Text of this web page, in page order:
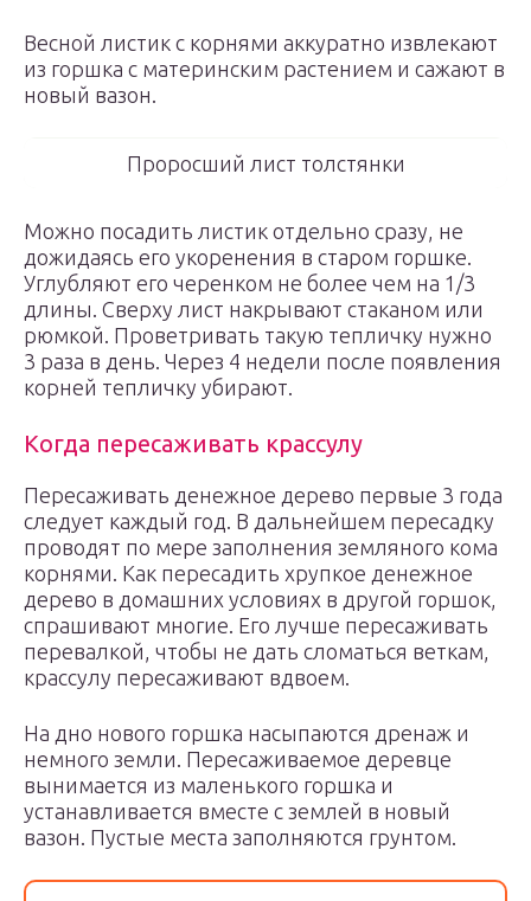
Весной листик с корнями аккуратно извлекают
из горшка с материнским растением и сажают в
новый вазон.
Проросший лист толстянки
Можно посадить листик отдельно сразу, не
дожидаясь его укоренения в старом горшке.
Углубляют его черенком не более чем на 1/3
длины. Сверху лист накрывают стаканом или
рюмкой. Проветривать такую тепличку нужно
3 раза в день. Через 4 недели после появления
корней тепличку убирают.
Когда пересаживать крассулу
Пересаживать денежное дерево первые 3 года
следует каждый год. В дальнейшем пересадку
проводят по мере заполнения земляного кома
корнями. Как пересадить хрупкое денежное
дерево в домашних условиях в другой горшок,
спрашивают многие. Его лучше пересаживать
перевалкой, чтобы не дать сломаться веткам,
крассулу пересаживают вдвоем.
На дно нового горшка насыпаются дренаж и
немного земли. Пересаживаемое деревце
вынимается из маленького горшка и
устанавливается вместе с землей в новый
вазон. Пустые места заполняются грунтом.